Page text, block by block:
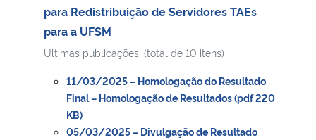
para Redistribuição de Servidores TAEs
para a UFSM
Ultimas publicações: (total de 10 itens)
11/03/2025 – Homologação do Resultado
Final – Homologação de Resultados (pdf 220
KB)
05/03/2025 – Divulgação de Resultado